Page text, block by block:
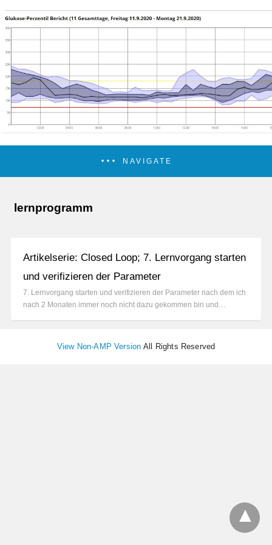
NAVIGATE
lernprogramm
Artikelserie: Closed Loop; 7. Lernvorgang starten
und verifizieren der Parameter
7. Lernvorgang starten und verifizieren der Parameter nach dem ich
nach 2 Monaten immer noch nicht dazu gekommen bin und…
View Non-AMP Version All Rights Reserved